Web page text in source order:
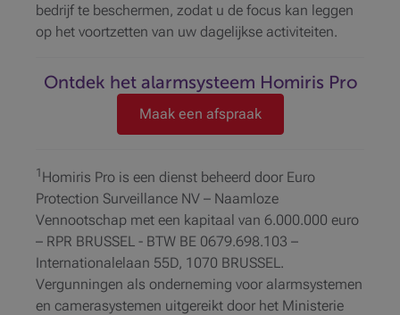
bedrijf te beschermen, zodat u de focus kan leggen
op het voortzetten van uw dagelijkse activiteiten.
Ontdek het alarmsysteem Homiris Pro
Maak een afspraak
1 Homiris Pro is een dienst beheerd door Euro
Protection Surveillance NV – Naamloze
Vennootschap met een kapitaal van 6.000.000 euro
– RPR BRUSSEL - BTW BE 0679.698.103 –
Internationalelaan 55D, 1070 BRUSSEL.
Vergunningen als onderneming voor alarmsystemen
en camerasystemen uitgereikt door het Ministerie